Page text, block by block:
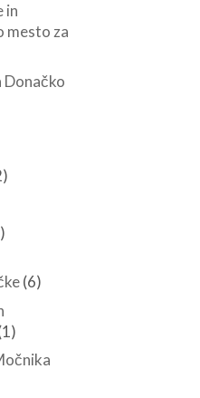
in
mesto za
Donačko
(6)